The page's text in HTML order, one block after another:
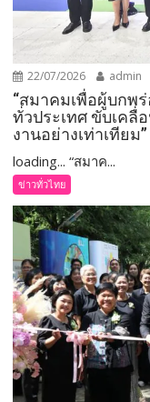
22/07/2026 admin
“สมาคมเพื่อผู้บกพ
ทั่วประเทศ ขับเคลื่
งานอย่างเท่าเทียม”
loading... “สมาค...
ข่าวทั่วไทย